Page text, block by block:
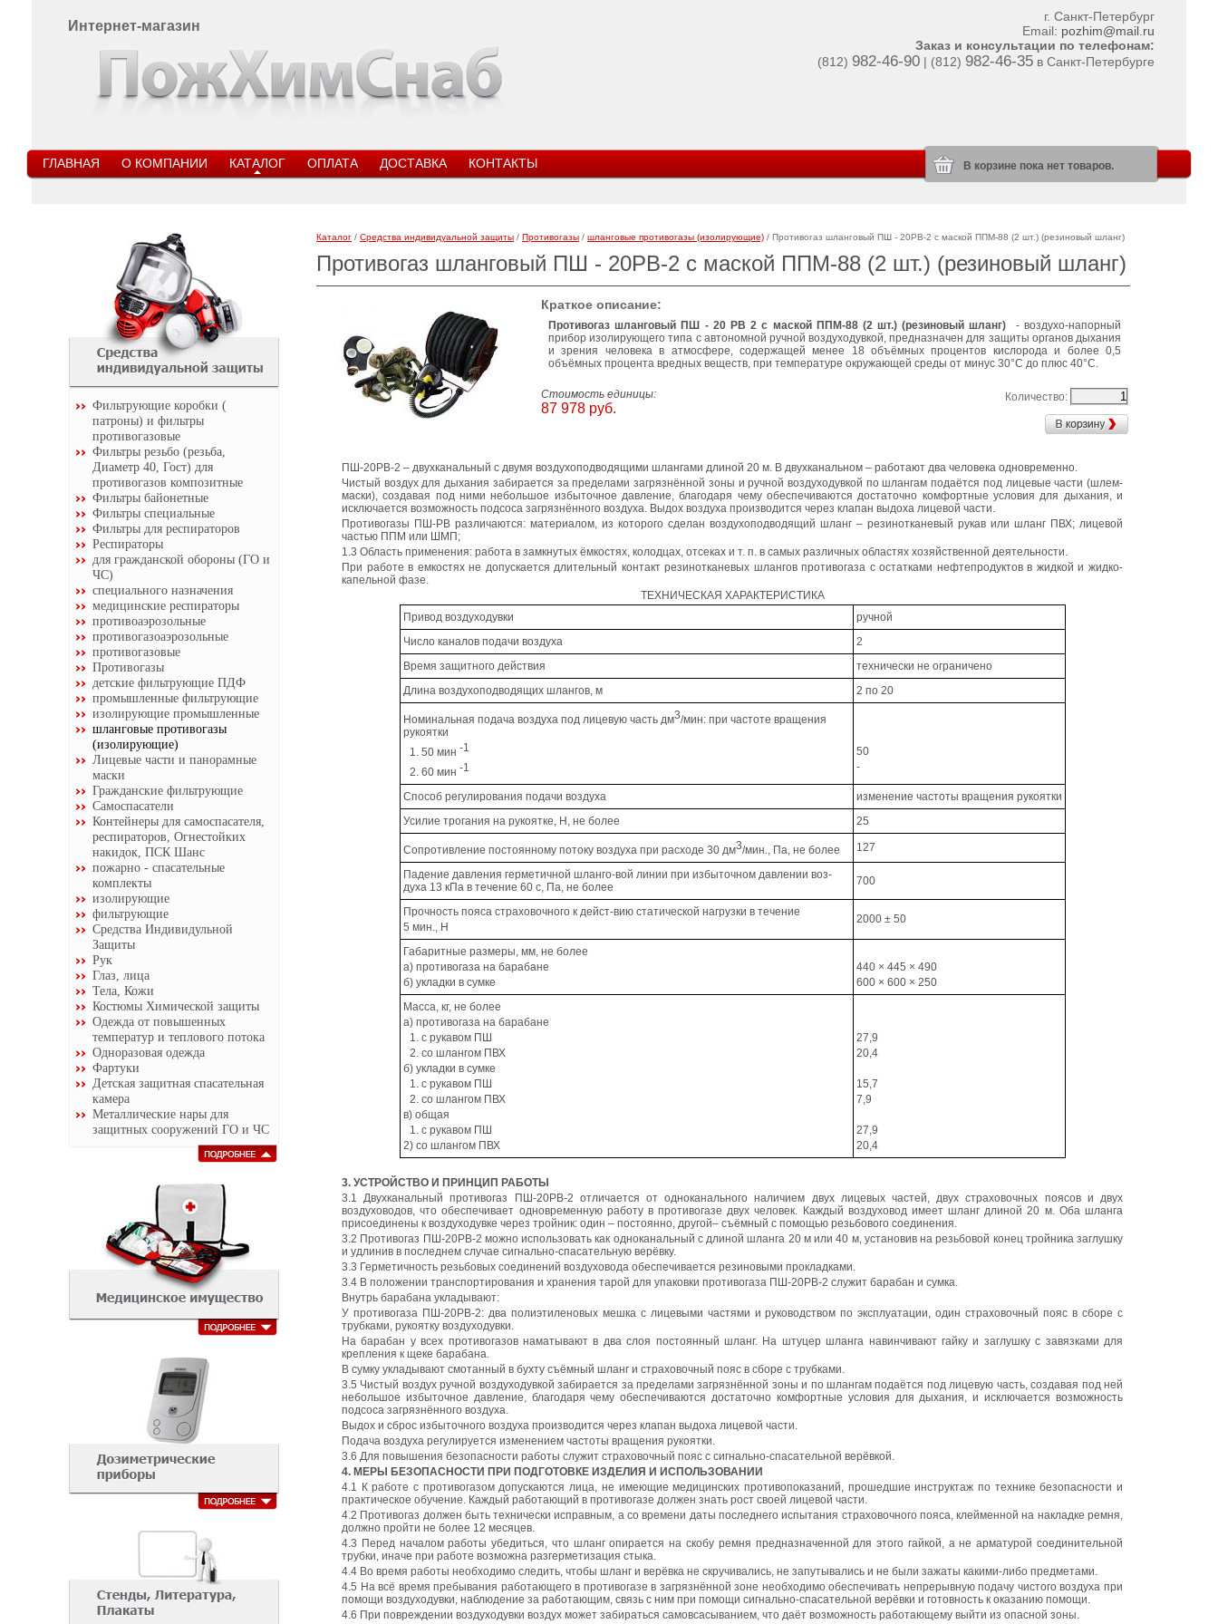
Интернет-магазин
г. Санкт-Петербург
Email: pozhim@mail.ru
Заказ и консультации по телефонам:
(812) 982-46-90 | (812) 982-46-35 в Санкт-Петербурге
ГЛАВНАЯ О КОМПАНИИ КАТАЛОГ ОПЛАТА ДОСТАВКА КОНТАКТЫ В корзине пока нет товаров.
Фильтрующие коробки (
патроны) и фильтры
противогазовые
Фильтры резьбо (резьба,
Диаметр 40, Гост) для
противогазов композитные
Фильтры байонетные
Фильтры специальные
Фильтры для респираторов
Респираторы
для гражданской обороны (ГО и
ЧС)
специального назначения
медицинские респираторы
противоаэрозольные
противогазоаэрозольные
противогазовые
Противогазы
детские фильтрующие ПДФ
промышленные фильтрующие
изолирующие промышленные
шланговые противогазы
(изолирующие)
Лицевые части и панорамные
маски
Гражданские фильтрующие
Самоспасатели
Контейнеры для самоспасателя,
респираторов, Огнестойких
накидок, ПСК Шанс
пожарно - спасательные
комплекты
изолирующие
фильтрующие
Средства Индивидульной
Защиты
Рук
Глаз, лица
Тела, Кожи
Костюмы Химической защиты
Одежда от повышенных
температур и теплового потока
Одноразовая одежда
Фартуки
Детская защитная спасательная
камера
Металлические нары для
защитных сооружений ГО и ЧС
Каталог / Средства индивидуальной защиты / Противогазы / шланговые противогазы (изолирующие) / Противогаз шланговый ПШ - 20РВ-2 с маской ППМ-88 (2 шт.) (резиновый шланг)
Противогаз шланговый ПШ - 20РВ-2 с маской ППМ-88 (2 шт.) (резиновый шланг)
Краткое описание:
Противогаз шланговый ПШ - 20 РВ 2 с маской ППМ-88 (2 шт.) (резиновый шланг) - воздухо-напорный
прибор изолирующего типа с автономной ручной воздуходувкой, предназначен для защиты органов дыхания
и зрения человека в атмосфере, содержащей менее 18 объёмных процентов кислорода и более 0,5
объёмных процента вредных веществ, при температуре окружающей среды от минус 30°С до плюс 40°С.
Стоимость единицы:
87 978 руб.
Количество:
ПШ-20РВ-2 – двухканальный с двумя воздухоподводящими шлангами длиной 20 м. В двухканальном – работают два человека одновременно.
Чистый воздух для дыхания забирается за пределами загрязнённой зоны и ручной воздуходувкой по шлангам подаётся под лицевые части (шлем-
маски), создавая под ними небольшое избыточное давление, благодаря чему обеспечиваются достаточно комфортные условия для дыхания, и
исключается возможность подсоса загрязнённого воздуха. Выдох воздуха производится через клапан выдоха лицевой части.
Противогазы ПШ-РВ различаются: материалом, из которого сделан воздухоподводящий шланг – резинотканевый рукав или шланг ПВХ; лицевой
частью ППМ или ШМП;
1.3 Область применения: работа в замкнутых ёмкостях, колодцах, отсеках и т. п. в самых различных областях хозяйственной деятельности.
При работе в емкостях не допускается длительный контакт резинотканевых шлангов противогаза с остатками нефтепродуктов в жидкой и жидко-
капельной фазе.
ТЕХНИЧЕСКАЯ ХАРАКТЕРИСТИКА
Привод воздуходувки
ручной
Число каналов подачи воздуха
2
Время защитного действия
технически не ограничено
Длина воздухоподводящих шлангов, м
2 по 20
Номинальная подача воздуха под лицевую часть дм3/мин: при частоте вращения
рукоятки
50 мин -1
60 мин -1
50
-
Способ регулирования подачи воздуха
изменение частоты вращения рукоятки
Усилие трогания на рукоятке, Н, не более
25
Сопротивление постоянному потоку воздуха при расходе 30 дм3/мин., Па, не более 127
Падение давления герметичной шланго-вой линии при избыточном давлении воз-
духа 13 кПа в течение 60 с, Па, не более
700
Прочность пояса страховочного к дейст-вию статической нагрузки в течение
5 мин., Н
2000 ± 50
Габаритные размеры, мм, не более
а) противогаза на барабане
б) укладки в сумке
440 × 445 × 490
600 × 600 × 250
Масса, кг, не более
а) противогаза на барабане
с рукавом ПШ
со шлангом ПВХ
б) укладки в сумке
с рукавом ПШ
со шлангом ПВХ
в) общая
с рукавом ПШ
2) со шлангом ПВХ
27,9
20,4
15,7
7,9
27,9
20,4
3. УСТРОЙСТВО И ПРИНЦИП РАБОТЫ
3.1 Двухканальный противогаз ПШ-20РВ-2 отличается от одноканального наличием двух лицевых частей, двух страховочных поясов и двух
воздуховодов, что обеспечивает одновременную работу в противогазе двух человек. Каждый воздуховод имеет шланг длиной 20 м. Оба шланга
присоединены к воздуходувке через тройник: один – постоянно, другой– съёмный с помощью резьбового соединения.
3.2 Противогаз ПШ-20РВ-2 можно использовать как одноканальный с длиной шланга 20 м или 40 м, установив на резьбовой конец тройника заглушку
и удлинив в последнем случае сигнально-спасательную верёвку.
3.3 Герметичность резьбовых соединений воздуховода обеспечивается резиновыми прокладками.
3.4 В положении транспортирования и хранения тарой для упаковки противогаза ПШ-20РВ-2 служит барабан и сумка.
Внутрь барабана укладывают:
У противогаза ПШ-20РВ-2: два полиэтиленовых мешка с лицевыми частями и руководством по эксплуатации, один страховочный пояс в сборе с
трубками, рукоятку воздуходувки.
На барабан у всех противогазов наматывают в два слоя постоянный шланг. На штуцер шланга навинчивают гайку и заглушку с завязками для
крепления к щеке барабана.
В сумку укладывают смотанный в бухту съёмный шланг и страховочный пояс в сборе с трубками.
3.5 Чистый воздух ручной воздуходувкой забирается за пределами загрязнённой зоны и по шлангам подаётся под лицевую часть, создавая под ней
небольшое избыточное давление, благодаря чему обеспечиваются достаточно комфортные условия для дыхания, и исключается возможность
подсоса загрязнённого воздуха.
Выдох и сброс избыточного воздуха производится через клапан выдоха лицевой части.
Подача воздуха регулируется изменением частоты вращения рукоятки.
3.6 Для повышения безопасности работы служит страховочный пояс с сигнально-спасательной верёвкой.
4. МЕРЫ БЕЗОПАСНОСТИ ПРИ ПОДГОТОВКЕ ИЗДЕЛИЯ И ИСПОЛЬЗОВАНИИ
4.1 К работе с противогазом допускаются лица, не имеющие медицинских противопоказаний, прошедшие инструктаж по технике безопасности и
практическое обучение. Каждый работающий в противогазе должен знать рост своей лицевой части.
4.2 Противогаз должен быть технически исправным, а со времени даты последнего испытания страховочного пояса, клейменной на накладке ремня,
должно пройти не более 12 месяцев.
4.3 Перед началом работы убедиться, что шланг опирается на скобу ремня предназначенной для этого гайкой, а не арматурой соединительной
трубки, иначе при работе возможна разгерметизация стыка.
4.4 Во время работы необходимо следить, чтобы шланг и верёвка не скручивались, не запутывались и не были зажаты какими-либо предметами.
4.5 На всё время пребывания работающего в противогазе в загрязнённой зоне необходимо обеспечивать непрерывную подачу чистого воздуха при
помощи воздуходувки, наблюдение за работающим, связь с ним при помощи сигнально-спасательной верёвки и готовность к оказанию помощи.
4.6 При повреждении воздуходувки воздух может забираться самовсасыванием, что даёт возможность работающему выйти из опасной зоны.